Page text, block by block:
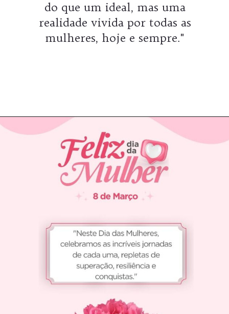
do que um ideal, mas uma
realidade vivida por todas as
mulheres, hoje e sempre."
Opening